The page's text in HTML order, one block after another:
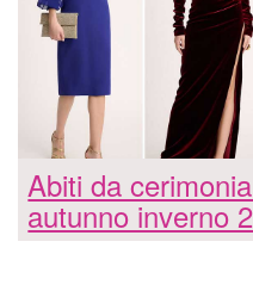
Abiti da
autunno inverno